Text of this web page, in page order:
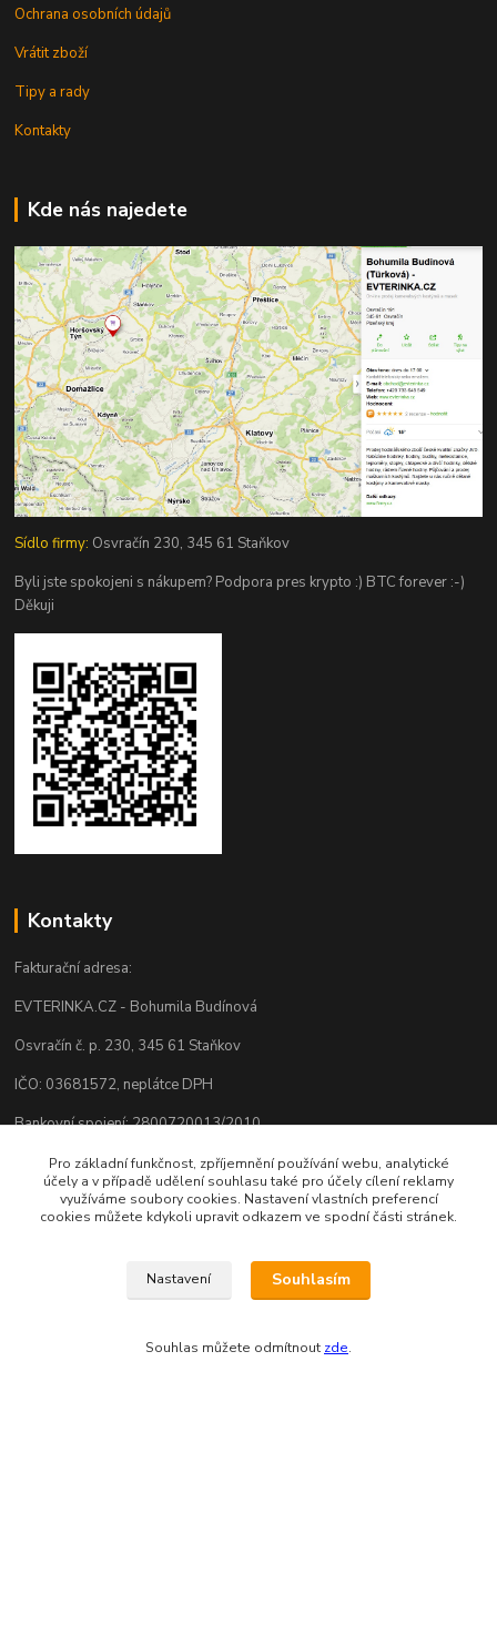
Ochrana osobních údajů
Vrátit zboží
Tipy a rady
Kontakty
Kde nás najedete
Sídlo firmy: Osvračín 230, 345 61 Staňkov
Byli jste spokojeni s nákupem? Podpora pres krypto :) BTC forever :-)
Děkuji
Kontakty
Fakturační adresa:
EVTERINKA.CZ - Bohumila Budínová
Osvračín č. p. 230, 345 61 Staňkov
IČO: 03681572, neplátce DPH
Bankovní spojení: 2800720013/2010
Odesíláme přes:
Pro základní funkčnost, zpříjemnění používání webu, analytické
účely a v případě udělení souhlasu také pro účely cílení reklamy
využíváme soubory cookies. Nastavení vlastních preferencí
cookies můžete kdykoli upravit odkazem ve spodní části stránek.
Nastavení Souhlasím
Souhlas můžete odmítnout zde.